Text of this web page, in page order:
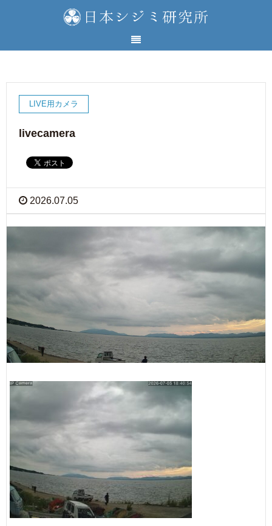
LIVE用カメラ
livecamera
2026.07.05